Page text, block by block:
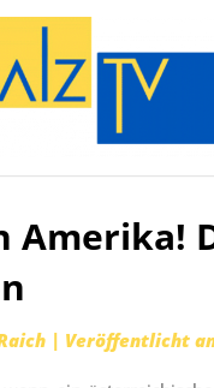
Amerika!
| Veröffentlicht